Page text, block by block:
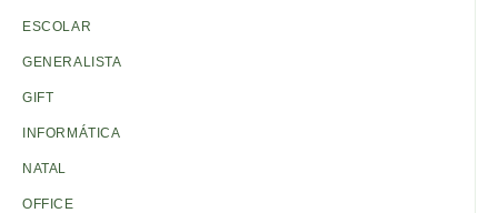
ESCOLAR
GENERALISTA
GIFT
INFORMÁTICA
NATAL
OFFICE